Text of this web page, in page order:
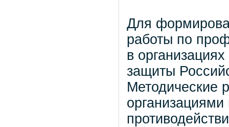
Для
работы по
в
защиты
Методические